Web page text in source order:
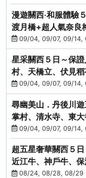
漫遊關西‧和服體驗
渡月橋+超人氣奈良
09/04, 09/07, 09/14,
星采關西５日～保
村、天橋立、伏見
09/04, 09/07, 09/14,
尋幽美山．丹後川
掌村、清水寺、東
09/04, 09/07, 09/14,
超五星奢華關西５
近江牛、神戶牛、
08/24, 08/28, 08/29